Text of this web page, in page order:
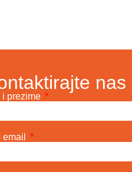
nas
i prezime
email